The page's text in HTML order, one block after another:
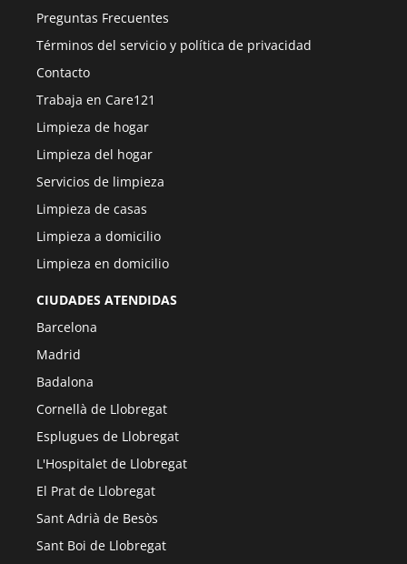
Preguntas Frecuentes
Términos del servicio y política de privacidad
Contacto
Trabaja en Care121
Limpieza de hogar
Limpieza del hogar
Servicios de limpieza
Limpieza de casas
Limpieza a domicilio
Limpieza en domicilio
CIUDADES ATENDIDAS
Barcelona
Madrid
Badalona
Cornellà de Llobregat
Esplugues de Llobregat
L'Hospitalet de Llobregat
El Prat de Llobregat
Sant Adrià de Besòs
Sant Boi de Llobregat